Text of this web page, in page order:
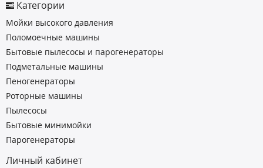
Категории
Мойки высокого давления
Поломоечные машины
Бытовые пылесосы и парогенераторы
Подметальные машины
Пеногенераторы
Роторные машины
Пылесосы
Бытовые минимойки
Парогенераторы
Личный кабинет